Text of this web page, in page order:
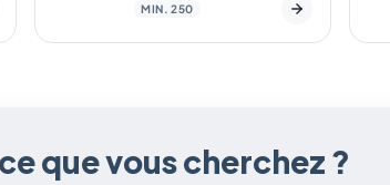
MIN. 250
que vous cherchez ?